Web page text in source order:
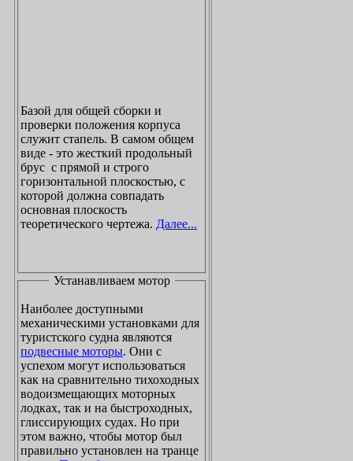
Базой для общей сборки и
проверки положения корпуса
служит стапель. В самом общем
виде - это жесткий продольный
брус с прямой и строго
горизонтальной плоскостью, с
которой должна совпадать
основная плоскость
теоретического чертежа. Далее...
Устанавливаем мотор
Наиболее доступными
механическими установками для
туристского судна являются
подвесные моторы. Они с
успехом могут использоваться
как на сравнительно тихоходных
водоизмещающих моторных
лодках, так и на быстроходных,
глиссирующих судах. Но при
этом важно, чтобы мотор был
правильно установлен на транце